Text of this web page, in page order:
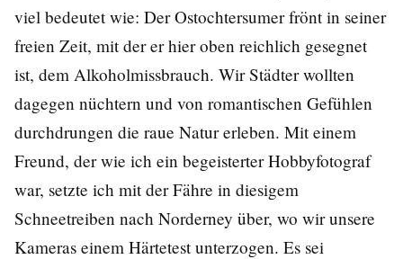
viel bedeutet wie: Der Ostochtersumer frönt in seiner
freien Zeit, mit der er hier oben reichlich gesegnet
ist, dem Alkoholmissbrauch. Wir Städter wollten
dagegen nüchtern und von romantischen Gefühlen
durchdrungen die raue Natur erleben. Mit einem
Freund, der wie ich ein begeisterter Hobbyfotograf
war, setzte ich mit der Fähre in diesigem
Schneetreiben nach Norderney über, wo wir unsere
Kameras einem Härtetest unterzogen. Es sei